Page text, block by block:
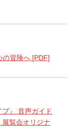
の冒険へ[PDF]
プ』 音声ガイド
覧会オリジナ